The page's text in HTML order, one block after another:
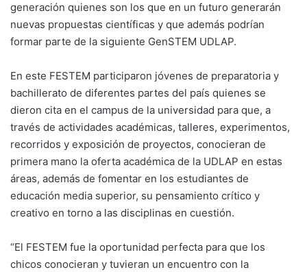
generación quienes son los que en un futuro generarán
nuevas propuestas científicas y que además podrían
formar parte de la siguiente GenSTEM UDLAP.
En este FESTEM participaron jóvenes de preparatoria y
bachillerato de diferentes partes del país quienes se
dieron cita en el campus de la universidad para que, a
través de actividades académicas, talleres, experimentos,
recorridos y exposición de proyectos, conocieran de
primera mano la oferta académica de la UDLAP en estas
áreas, además de fomentar en los estudiantes de
educación media superior, su pensamiento crítico y
creativo en torno a las disciplinas en cuestión.
“El FESTEM fue la oportunidad perfecta para que los
chicos conocieran y tuvieran un encuentro con la